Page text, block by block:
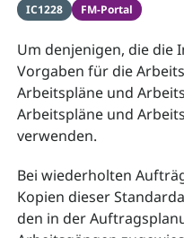
IC1228 FM-Portal
Um denjenigen, die
Vorgaben für die
Arbeitspläne und
Arbeitspläne und
verwenden.
Bei wiederholten
Kopien dieser
den in der